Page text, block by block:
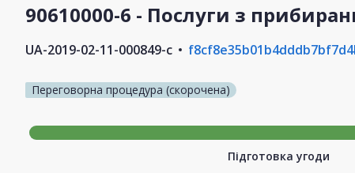
90610000-6 - Послуги з
UA-2019-02-11-000849-c
Переговорна процедура (скорочена)
Підготовка угоди